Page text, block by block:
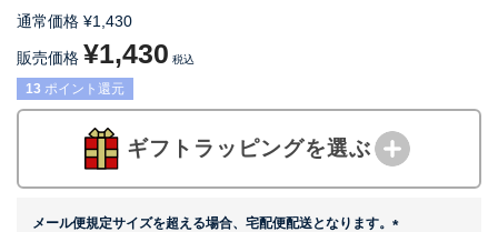
通常価格 ¥1,430
販売価格 ¥1,430 税込
13 ポイント還元
ギフトラッピングを選ぶ
メール便規定サイズを超える場合、宅配便配送となります。